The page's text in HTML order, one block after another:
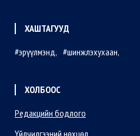
ХАШТАГУУД
эрүүлмэнд
шинжлэхухаан
ХОЛБООС
Редакцийн бодлого